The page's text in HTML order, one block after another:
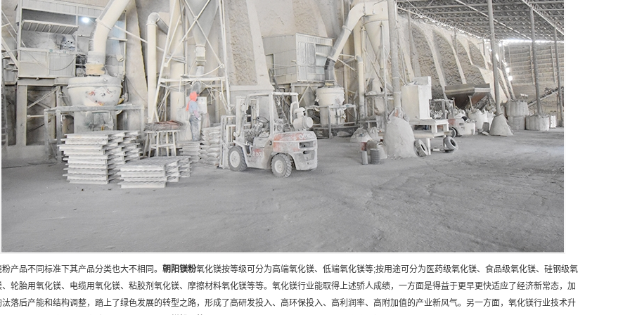
产品不同标准下其产品分类也大不相同。 朝阳镁粉氧化镁按等级可分为高端氧化镁、低端氧化镁等;按用途可分为医药级氧化镁、食品级氧化镁、硅钢级氧
、轮胎用氧化镁、电缆用氧化镁、粘胶剂氧化镁、摩擦材料氧化镁等等。氧化镁行业能取得上述骄人成绩，一方面是得益于更早更快适应了经济新常态，加
汰落后产能和结构调整，踏上了绿色发展的转型之路，形成了高研发投入、高环保投入、高利润率、高附加值的产业新风气。另一方面，氧化镁行业技术升